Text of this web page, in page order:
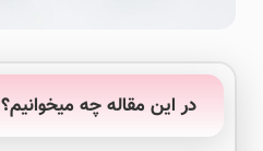
در این مقاله چه میخوانیم؟